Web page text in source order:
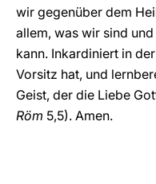
wir gegenüber dem
allem, was wir sind
kann. Inkardiniert in
Vorsitz hat, und
Geist, der die Liebe
Röm 5,5). Amen.